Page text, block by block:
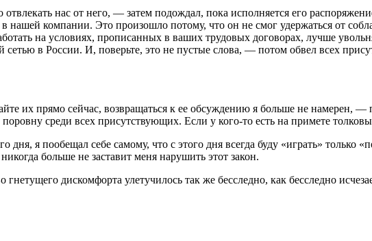
нас от него, — затем подождал, пока исполняется его
компании. Это произошло потому, что он не смог удержаться от
на условиях, прописанных в ваших трудовых договорах, лучше
сетью в России. И, поверьте, это не пустые слова, — потом обвел всех
их прямо сейчас, возвращаться к ее обсуждению я больше не намерен,
среди всех присутствующих. Если у кого-то есть на примете
я пообещал себе самому, что с этого дня всегда буду «играть» только
больше не заставит меня нарушить этот закон.
дискомфорта улетучилось так же бесследно, как бесследно